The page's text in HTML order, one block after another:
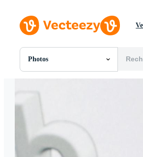
Photos
Toutes Images
Vecteurs
Motion graphics